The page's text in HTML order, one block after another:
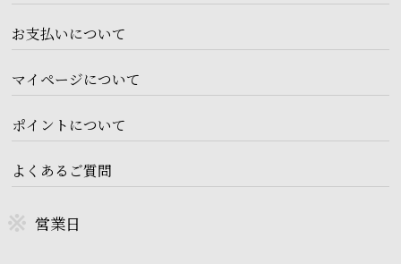
お支払いについて
マイページについて
ポイントについて
よくあるご質問
営業日